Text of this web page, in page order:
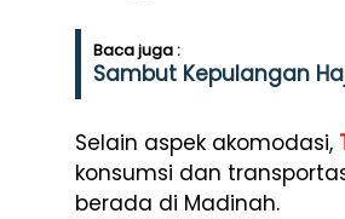
Baca juga :
Sambut Kepulangan
Selain aspek akomodasi,
konsumsi dan
berada di Madinah.